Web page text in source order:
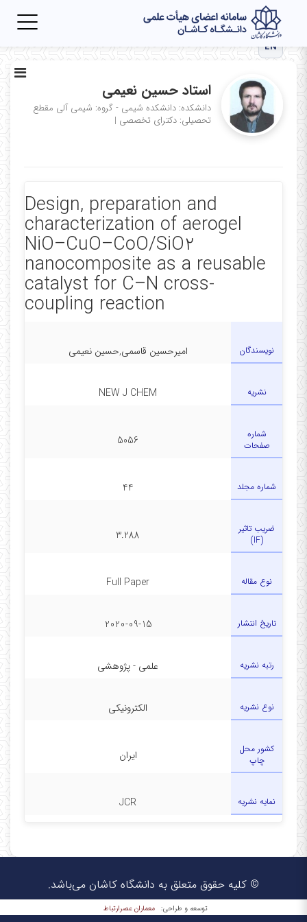
EN
استاد حسین نعیمی
دانشکده: دانشکده شیمی - گروه: شیمی آلی مقطع
تحصیلی: دکترای تخصصی |
Design, preparation and
characterization of aerogel
NiO–CuO–CoO/SiO2
nanocomposite as a reusable
catalyst for C–N cross-
coupling reaction
نویسندگان امیرحسین قاسمی,حسین نعیمی
نشریه NEW J CHEM
شماره
صفحات
5056
شماره مجلد 44
ضریب تاثیر
(IF)
3.288
نوع مقاله Full Paper
تاریخ انتشار 2020-09-15
رتبه نشریه علمی - پژوهشی
نوع نشریه الکترونیکی
کشور محل
چاپ
ایران
نمایه نشریه JCR
© کلیه حقوق متعلق به دانشگاه کاشان می‌باشد.
توسعه و طراحی: معماران عصر‌ارتباط